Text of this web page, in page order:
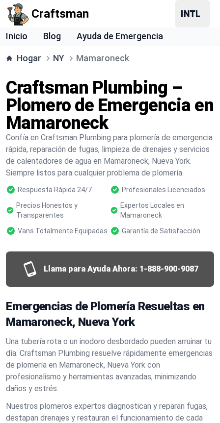
Craftsman
Inicio Blog Ayuda de Emergencia
Hogar NY Mamaroneck
Craftsman Plumbing –
Plomero de Emergencia en
Mamaroneck
Confía en Craftsman Plumbing para plomería de emergencia
rápida, reparación de fugas, limpieza de drenajes y servicios
de calentadores de agua en Mamaroneck, Nueva York.
Siempre listos para cualquier problema de plomería.
Respuesta Rápida 24/7
Profesionales Licenciados
Precios Honestos y
Transparentes
Expertos Locales en
Mamaroneck
Vans Totalmente Equipadas
Garantía de Satisfacción
Llama para Ayuda Ahora: 1-888-900-9087
Emergencias de Plomería Resueltas en
Mamaroneck, Nueva York
Una tubería rota o un inodoro desbordado pueden arruinar tu
día. Craftsman Plumbing resuelve rápidamente emergencias
de plomería en Mamaroneck, Nueva York con
profesionalismo y herramientas avanzadas, minimizando
daños y estrés.
Nuestros plomeros expertos diagnostican y reparan fugas,
destapan drenajes y restauran el funcionamiento de cada